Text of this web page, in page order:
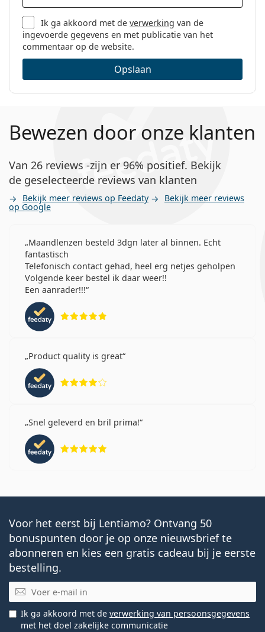
Ik ga akkoord met deverwerking van de
ingevoerde gegevens en met publicatie van het
commentaar op de website.
Opslaan
Bewezen door onze klanten
Van 26 reviews -zijn er 96% positief. Bekijk
de geselecteerde reviews van klanten
Bekijk meer reviews op Feedaty Bekijk meer reviews
op Google
Maandlenzen besteld 3dgn later al binnen. Echt
fantastisch
Telefonisch contact gehad, heel erg netjes geholpen
Volgende keer bestel ik daar weer!!
Een aanrader!!!
Product quality is great
Snel geleverd en bril prima!
Voor het eerst bij Lentiamo? Ontvang 50
bonuspunten door je op onze nieuwsbrief te
abonneren en kies een gratis cadeau bij je eerste
bestelling.
E-mail
Ik ga akkoord met de verwerking van persoonsgegevens
met het doel zakelijke communicatie